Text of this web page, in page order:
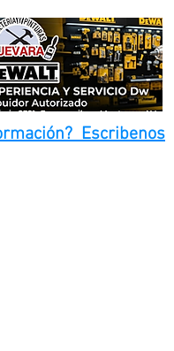
Escribenos